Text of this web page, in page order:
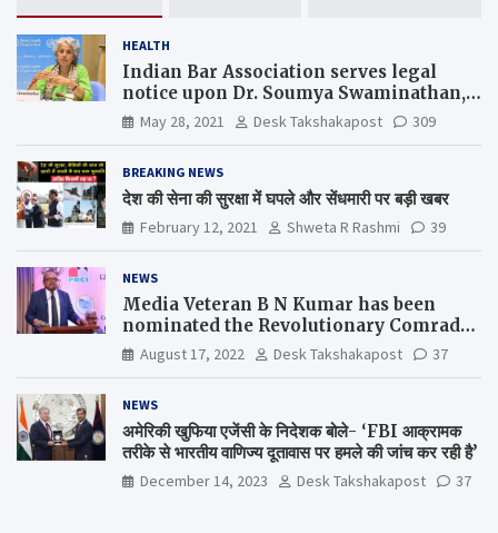
HEALTH
Indian Bar Association serves legal
notice upon Dr. Soumya Swaminathan,
the Chief Scientist, WHO
May 28, 2021 Desk Takshakapost 309
BREAKING NEWS
देश की सेना की सुरक्षा में घपले और सेंधमारी पर बड़ी खबर
February 12, 2021 Shweta R Rashmi 39
NEWS
Media Veteran B N Kumar has been
nominated the Revolutionary Comrade
Shiv Varma Media Award 2022-23
August 17, 2022 Desk Takshakapost 37
NEWS
अमेरिकी खुफिया एजेंसी के निदेशक बोले- ‘FBI आक्रामक
तरीके से भारतीय वाणिज्य दूतावास पर हमले की जांच कर रही है’
December 14, 2023 Desk Takshakapost 37